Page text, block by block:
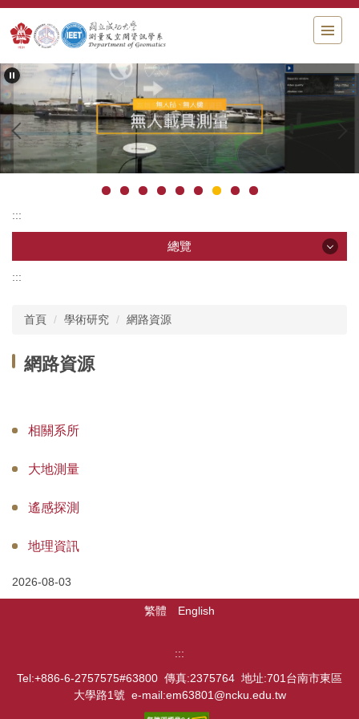
跳
到
主
要
內
容
區
塊
:::
總覽
系所影片
系所介紹
教學資訊
學術研究
招生訊息
空間借用
系友會
:::
首頁 學術研究 網路資源
網路資源
相關系所
大地測量
遙感探測
地理資訊
2026-08-03
繁體 English
:::
Tel:+886-6-2757575#63800 傳真:2375764 地址:701台南市東區
大學路1號 e-mail:em63801@ncku.edu.tw